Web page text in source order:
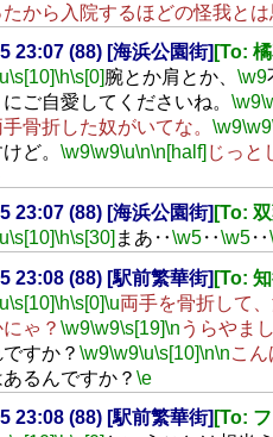
たから入院するほどの怪我とは
23:07 (88) [海浜公園街] [To:
\s[10]\h\s[0]腕とか肩とか、 \w9
にご自愛してくださいね。 \w9
手骨折した奴がいてな。 \w9\w9
ど。 \w9\w9\u\n\n[half] じっと
23:07 (88) [海浜公園街] [To:
\s[10]\h\s[30] まあ‥\w5‥\w5‥
23:08 (88) [駅前繁華街] [To:
\s[10]\h\s[0]\u両手を骨折して
ゃ？ \w9\w9\s[19]\n うらやま
すか？ \w9\w9\u\s[10]\n\nこん
あるんですか？ \e
23:08 (88) [駅前繁華街] [To: